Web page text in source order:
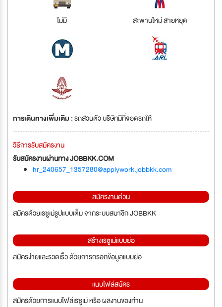
ไม่มี สะพานใหม่ สายหยุด
การเดินทางเพิ่มเติม :รถส่วนตัว บริษัทมีที่จอดรถให้
วิธีการรับสมัครงาน
รับสมัครงานผ่านทาง JOBBKK.COM
hr_240657_1357280@applywork.jobbkk.com
สมัครงานด่วน
สมัครด้วยเรซูเม่รูปแบบเต็ม จากระบบสมาชิก JOBBKK
สร้างเรซูเม่แบบย่อ
สมัครง่ายและรวดเร็ว ด้วยการกรอกข้อมูลแบบย่อ
แนบไฟล์สมัคร
สมัครด้วยการแนบไฟล์เรซูเม่ หรือ ผลงานของท่าน